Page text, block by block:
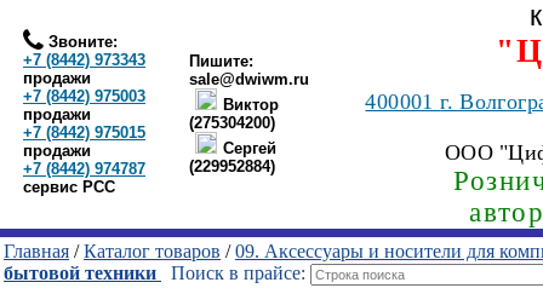
Звоните:
+7 (8442) 973343
продажи
+7 (8442) 975003
продажи
+7 (8442) 975015
продажи
+7 (8442) 974787
сервис РСС
Пишите:
sale@dwiwm.ru
Виктор
(275304200)
Сергей
(229952884)
400001г.
ООО
Главная /Каталог товаров /09. Аксессуары и носители для
бытовой техники
Поиск в прайсе: